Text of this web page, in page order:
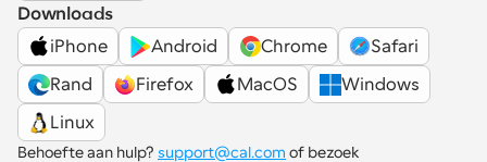
Downloads
iPhone
Android Chrome
Safari
Rand
Firefox MacOS
Windows
Linux
Behoefte aan hulp? support@cal.com